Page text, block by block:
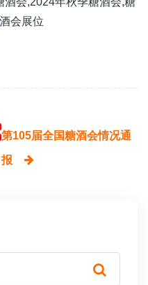
第105届全国糖酒会情况通
报